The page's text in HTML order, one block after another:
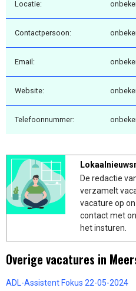
Locatie:
Contactpersoon:
Email:
Website:
Telefoonnummer:
De redactie
verzamelt
vacature op
contact met
het insturen.
Overige vacatures in
ADL-Assistent Fokus 22-05-2024